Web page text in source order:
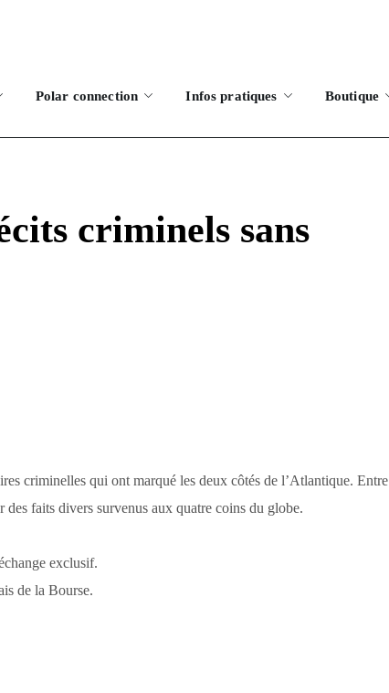
Polar connection Infos pratiques Boutique
criminels sans
criminelles qui ont marqué les deux côtés de l’Atlantique. Entre
faits divers survenus aux quatre coins du globe.
exclusif.
de la Bourse.